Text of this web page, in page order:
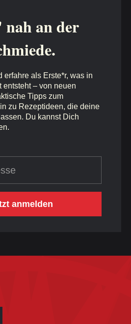
an der
erfahre als Erste*r, was in
entsteht – von neuen
Tipps zum
zu Rezeptideen, die deine
Du kannst Dich
anmelden